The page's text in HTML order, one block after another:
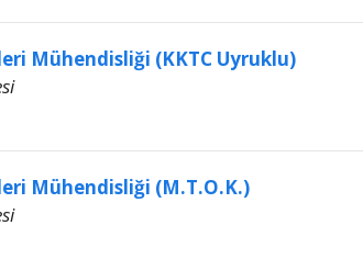
Mühendisliği (KKTC Uyruklu)
Mühendisliği (M.T.O.K.)